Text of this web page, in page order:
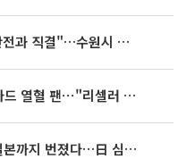
이재준 시장 "정전, 시민안전과 직결"…수원시 비상대응체계 가동
'차쥐뿔' 이준영, 포켓몬 카드 열혈 팬⋯"리셀러 처단할 것"
축구협회 '성 접대 의혹' 일본까지 번졌다…日 심판 실명 공개